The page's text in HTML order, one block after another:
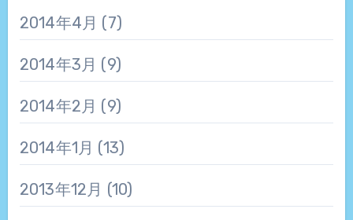
2014年4月 (7)
2014年3月 (9)
2014年2月 (9)
2014年1月 (13)
2013年12月 (10)